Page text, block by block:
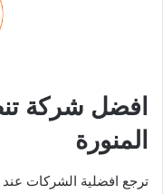
افضل شركة
المنورة
ترجع افضلية الشركات